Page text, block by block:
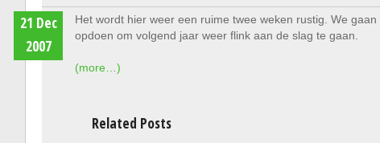
21 Dec
2007
Het wordt hier weer een ruime twee weken rustig. We
opdoen om volgend jaar weer flink aan de slag te gaan.
(more…)
Related Posts